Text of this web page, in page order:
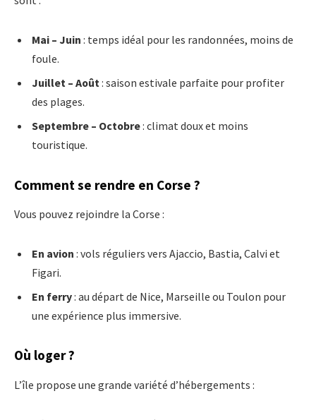
Mai – Juin : temps idéal pour les randonnées, moins de
foule.
Juillet – Août : saison estivale parfaite pour profiter
des plages.
Septembre – Octobre: climat doux et moins
touristique.
Comment se rendre en Corse ?
Vous pouvez rejoindre la Corse :
En avion : vols réguliers vers Ajaccio, Bastia, Calvi et
Figari.
En ferry: au départ de Nice, Marseille ou Toulon pour
une expérience plus immersive.
Où loger ?
L’île propose une grande variété d’hébergements :